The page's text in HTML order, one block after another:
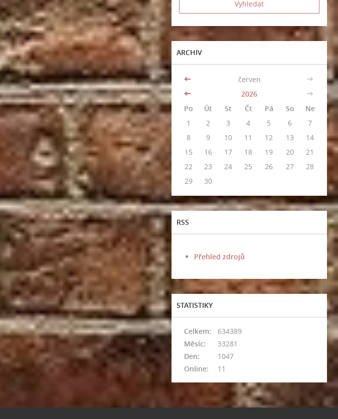
ARCHIV
<< červen
>>
<<
2026
>>
Po
Út St Čt Pá So
Ne
1
2 3 4 5 6
7
8
9 10 11 12 13
14
15
16 17 18 19 20
21
22
23 24 25 26 27
28
29
30
RSS
Přehled zdrojů
STATISTIKY
Online: 11
Celkem:
634389
Měsíc:
33281
Den:
1047